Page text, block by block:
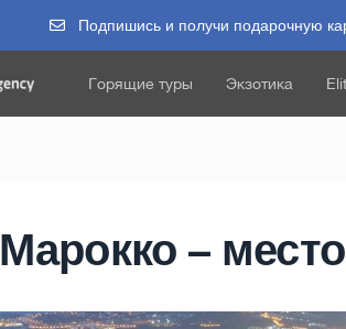
Подпишись и получи подарочную
Горящие туры Экзотика
Марокко –